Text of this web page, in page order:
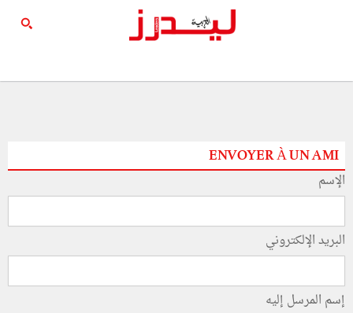
ENVOYER À UN AMI
الإسم
البريد الإلكتروني
إسم المرسل إليه